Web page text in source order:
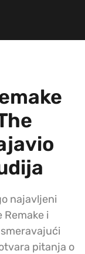
najavljeni
Remake i
pitanja o